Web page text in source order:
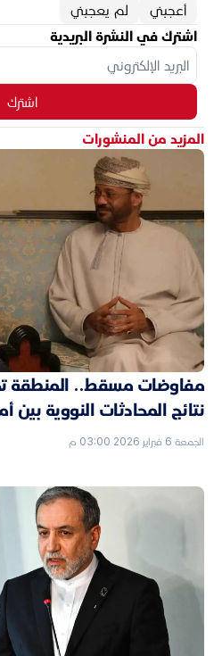
أعجبني
لم يعجبني
اشترك في النشرة البريدية
اشترك
المزيد من المنشورات
مفاوضات مسقط.. المنطقة
نتائج المحادثات النووية بين
الجمعة 6 فبراير 2026 03:00 م